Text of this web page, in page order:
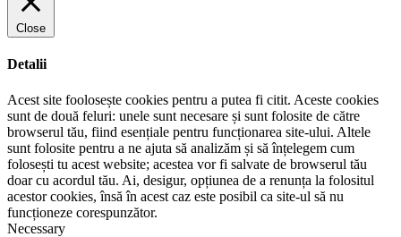
Close
Detalii
Acest site foolosește cookies pentru a putea fi citit. Aceste cookies
sunt de două feluri: unele sunt necesare și sunt folosite de către
browserul tău, fiind esențiale pentru funcționarea site-ului. Altele
sunt folosite pentru a ne ajuta să analizăm și să înțelegem cum
folosești tu acest website; acestea vor fi salvate de browserul tău
doar cu acordul tău. Ai, desigur, opțiunea de a renunța la folositul
acestor cookies, însă în acest caz este posibil ca site-ul să nu
funcționeze corespunzător.
Necessary